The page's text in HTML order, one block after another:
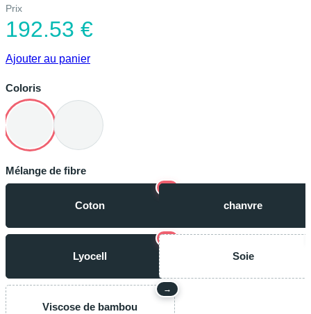
Prix
192.53 €
Ajouter au panier
Coloris
Mélange de fibre
Coton chanvre
Lyocell Soie
Viscose de bambou
→